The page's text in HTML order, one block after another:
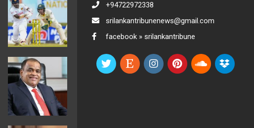
+94722972338
srilankantribunenews@gmail.com
facebook » srilankantribune